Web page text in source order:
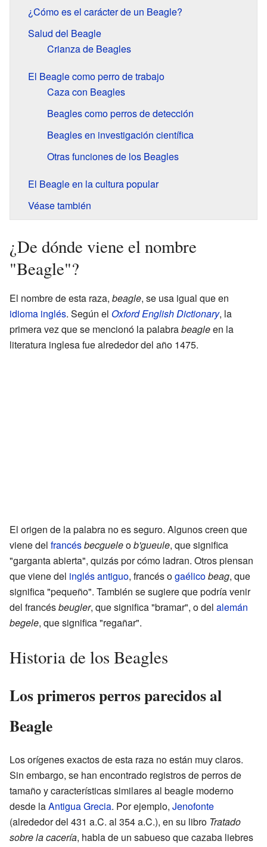
¿Cómo es el carácter de un Beagle?
Salud del Beagle
Crianza de Beagles
El Beagle como perro de trabajo
Caza con Beagles
Beagles como perros de detección
Beagles en investigación científica
Otras funciones de los Beagles
El Beagle en la cultura popular
Véase también
¿De dónde viene el nombre
"Beagle"?
El nombre de esta raza, beagle, se usa igual que en
idioma inglés. Según el Oxford English Dictionary, la
primera vez que se mencionó la palabrabeagleen la
literatura inglesa fue alrededor del año 1475.
El origen de la palabra no es seguro. Algunos creen que
viene del francésbecgueleob'gueule, que significa
"garganta abierta", quizás por cómo ladran. Otros piensan
que viene del inglés antiguo, francés ogaélicobeag, que
significa "pequeño". También se sugiere que podría venir
del francésbeugler, que significa "bramar", o del alemán
begele, que significa "regañar".
Historia de los Beagles
Los primeros perros parecidos al
Beagle
Los orígenes exactos de esta raza no están muy claros.
Sin embargo, se han encontrado registros de perros de
tamaño y características similares al beagle moderno
desde laAntigua Grecia. Por ejemplo, Jenofonte
(alrededor del 431 a.C. al 354 a.C.), en su libro Tratado
sobre la cacería, habla de un sabueso que cazaba liebres